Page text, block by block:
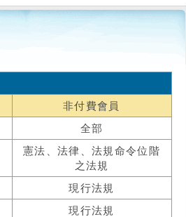
非付費會員
全部
憲法、法律、法規命令位階
之法規
現行法規
現行法規